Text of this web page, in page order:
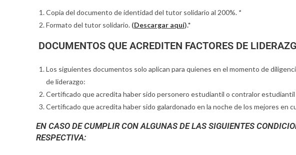
Copia del documento de identidad del tutor solidario al 200%. *
Formato del tutor solidario. (Descargar aquí).*
DOCUMENTOS QUE ACREDITEN FACTORES DE
Los siguientes documentos solo aplican para quienes en el momento de
de liderazgo:
Certificado que acredita haber sido personero estudiantil o contralor
Certificado que acredita haber sido galardonado en la noche de los mejores en
EN CASO DE CUMPLIR CON ALGUNAS DE LAS SIGUIENTES
RESPECTIVA: